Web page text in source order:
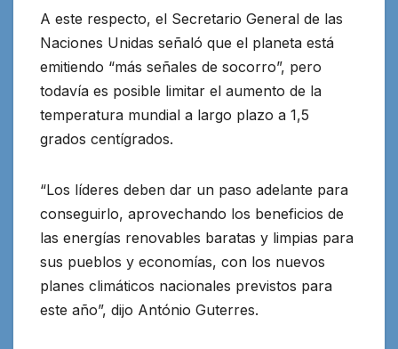
A este respecto, el Secretario General de las
Naciones Unidas señaló que el planeta está
emitiendo “más señales de socorro”, pero
todavía es posible limitar el aumento de la
temperatura mundial a largo plazo a 1,5
grados centígrados.
“Los líderes deben dar un paso adelante para
conseguirlo, aprovechando los beneficios de
las energías renovables baratas y limpias para
sus pueblos y economías, con los nuevos
planes climáticos nacionales previstos para
este año”, dijo António Guterres.